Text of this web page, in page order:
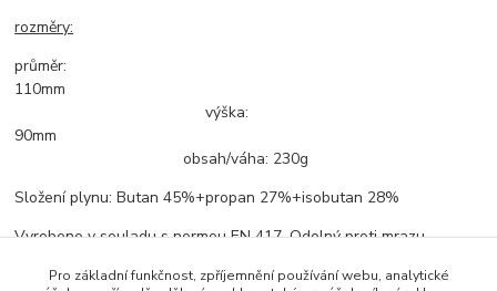
rozměry:
průměr:
110mm
výška:
90mm
obsah/váha: 230g
Složení plynu: Butan 45%+propan 27%+isobutan 28%
Vyrobeno v souladu s normou EN 417. Odolný proti mrazu.
Pro základní funkčnost, zpříjemnění používání webu, analytické